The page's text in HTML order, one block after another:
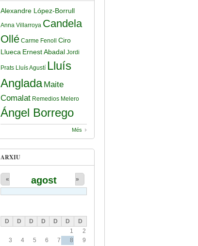
Alexandre López-Borrull
Anna Villarroya Candela
Ollé Carme Fenoll
Ciro
Llueca Ernest Abadal Jordi
Prats Lluís Agustí Lluís
Anglada Maite
Comalat Remedios Melero
Ángel Borrego
Més
ARXIU
agost
« »
D D D D D D
D
1
2
3
4 5 6 7 8
9